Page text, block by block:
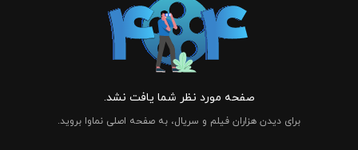
صفحه مورد نظر شما یافت نشد.
برای دیدن هزاران فیلم و سریال، به صفحه اصلی نماوا بروید.